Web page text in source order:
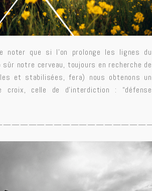
noter que si l’on prolonge les lignes du
sûr notre cerveau, toujours en recherche de
et stabilisées, fera) nous obtenons un
croix, celle de d’interdiction : “défense